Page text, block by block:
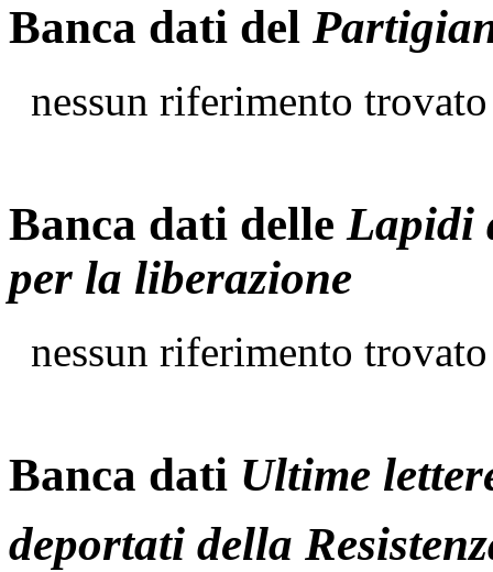
Banca dati del
nessun riferimento trovato
Banca dati delle Lapidi
per la liberazione
nessun riferimento trovato
Banca dati Ultime
deportati della